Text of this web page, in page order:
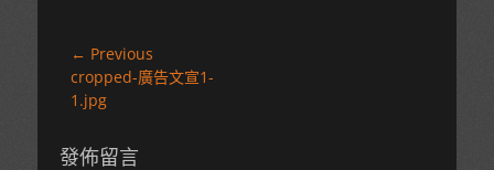
文
章
導
覽
← Previous
Previous
post:
cropped-廣告文宣1-
1.jpg
發佈留言